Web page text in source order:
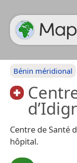
Bénin méridional
Centre de Santé
hôpital.